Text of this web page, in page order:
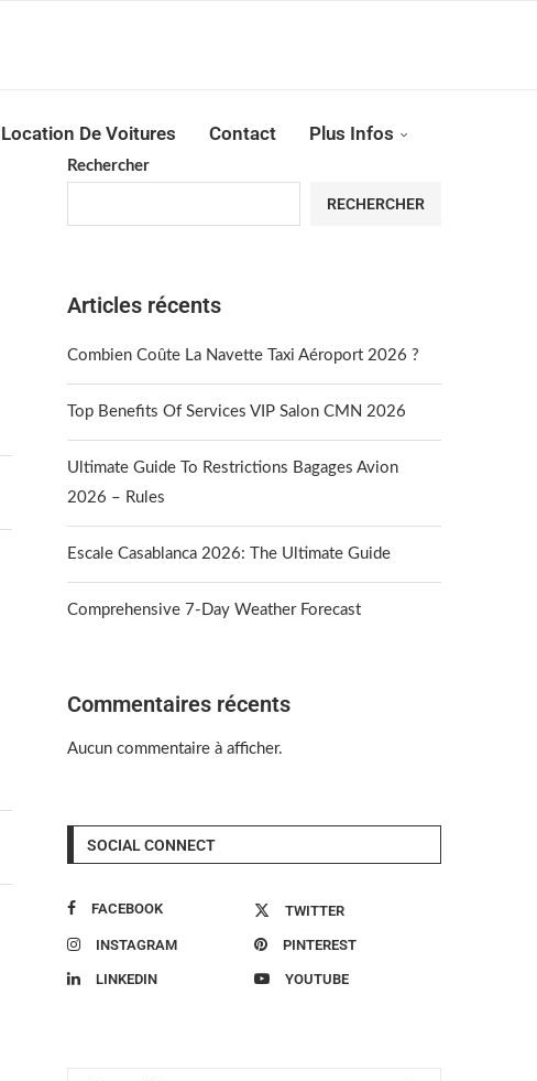
Location De Voitures Contact Plus Infos
Rechercher
RECHERCHER
Articles récents
Combien Coûte La Navette Taxi Aéroport 2026 ?
Top Benefits Of Services VIP Salon CMN 2026
Ultimate Guide To Restrictions Bagages Avion
2026 – Rules
Escale Casablanca 2026: The Ultimate Guide
Comprehensive 7-Day Weather Forecast
Commentaires récents
Aucun commentaire à afficher.
SOCIAL CONNECT
FACEBOOK TWITTER
INSTAGRAM PINTEREST
LINKEDIN YOUTUBE